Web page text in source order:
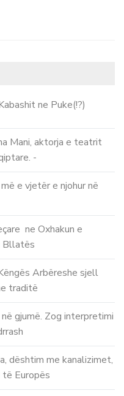
ne Puke(!?)
Mani, aktorja e teatrit
-
e vjetër e njohur në
ne Oxhakun e
Bllatës
Arbëreshe sjell
traditë
gjumë. Zog interpretimi
dështim me kanalizimet,
të Europës